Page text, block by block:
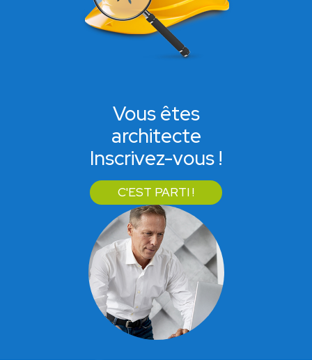
Vous êtes
architecte
Inscrivez-vous !
C'EST PARTI !